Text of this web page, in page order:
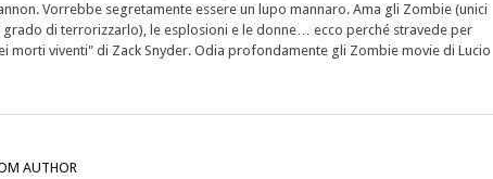
Vorrebbe segretamente essere un lupo mannaro. Ama gli Zombie (unici
grado di terrorizzarlo), le esplosioni e le donne… ecco perché stravede per
morti viventi" di Zack Snyder. Odia profondamente gli Zombie movie di Lucio
AUTHOR